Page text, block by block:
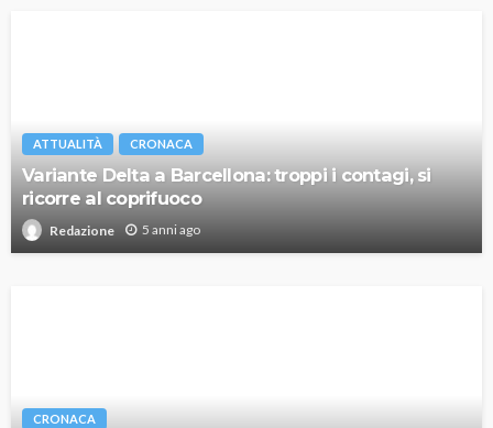
ATTUALITÀ CRONACA
Variante Delta a Barcellona: troppi i contagi, si
ricorre al coprifuoco
Redazione 5 anni ago
CRONACA